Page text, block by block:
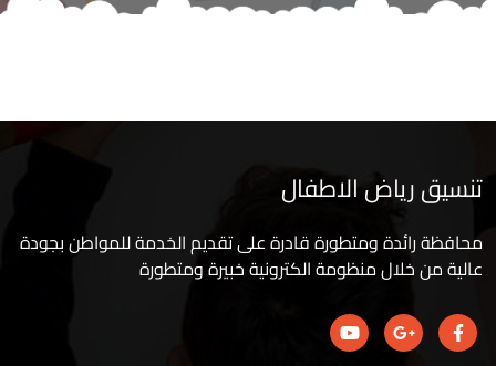
تنسيق رياض الاطفال
محافظة رائدة ومتطورة قادرة على تقديم الخدمة للمواطن بجودة
عالية من خلال منظومة الكترونية خبيرة ومتطورة